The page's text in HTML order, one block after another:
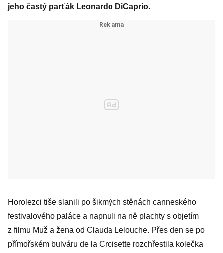
jeho častý parťák Leonardo DiCaprio.
Horolezci tiše slanili po šikmých stěnách canneského
festivalového paláce a napnuli na ně plachty s objetím
z filmu Muž a žena od Clauda Lelouche. Přes den se po
přímořském bulváru de la Croisette rozchřestila kolečka